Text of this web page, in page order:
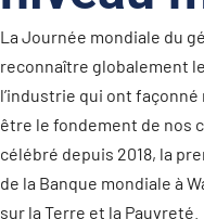
La Journée mondiale du
reconnaître globalement
l’industrie qui ont
être le fondement de nos
célébré depuis 2018, la
de la Banque mondiale à
sur la Terre et la Pauvreté.